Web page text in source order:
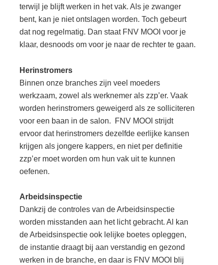
terwijl je blijft werken in het vak. Als je zwanger
bent, kan je niet ontslagen worden. Toch gebeurt
dat nog regelmatig. Dan staat FNV MOOI voor je
klaar, desnoods om voor je naar de rechter te gaan.
Herinstromers
Binnen onze branches zijn veel moeders
werkzaam, zowel als werknemer als zzp’er. Vaak
worden herinstromers geweigerd als ze solliciteren
voor een baan in de salon. FNV MOOI strijdt
ervoor dat herinstromers dezelfde eerlijke kansen
krijgen als jongere kappers, en niet per definitie
zzp’er moet worden om hun vak uit te kunnen
oefenen.
Arbeidsinspectie
Dankzij de controles van de Arbeidsinspectie
worden misstanden aan het licht gebracht. Al kan
de Arbeidsinspectie ook lelijke boetes opleggen,
de instantie draagt bij aan verstandig en gezond
werken in de branche, en daar is FNV MOOI blij